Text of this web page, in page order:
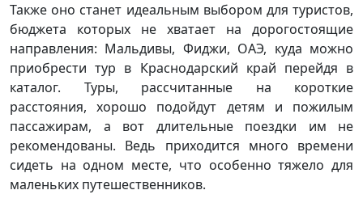
Также оно станет идеальным выбором для туристов,
бюджета которых не хватает на дорогостоящие
направления: Мальдивы, Фиджи, ОАЭ, куда можно
приобрести тур в Краснодарский край перейдя в
каталог. Туры, рассчитанные на короткие
расстояния, хорошо подойдут детям и пожилым
пассажирам, а вот длительные поездки им не
рекомендованы. Ведь приходится много времени
сидеть на одном месте, что особенно тяжело для
маленьких путешественников.